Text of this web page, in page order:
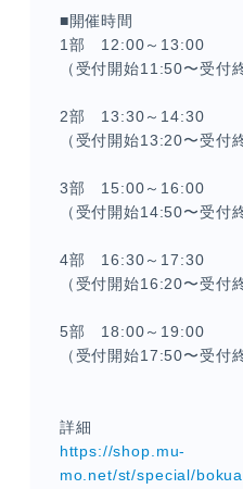
■開催時間
1部 12:00～13:00
（受付開始11:50〜受付
2部 13:30～14:30
（受付開始13:20〜受付
3部 15:00～16:00
（受付開始14:50〜受付
4部 16:30～17:30
（受付開始16:20〜受付
5部 18:00～19:00
（受付開始17:50〜受付
詳細
https://shop.mu-
mo.net/st/special/